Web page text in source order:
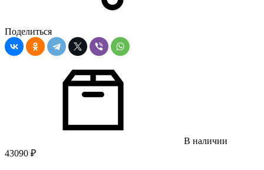
Поделиться
В наличии
43090 ₽